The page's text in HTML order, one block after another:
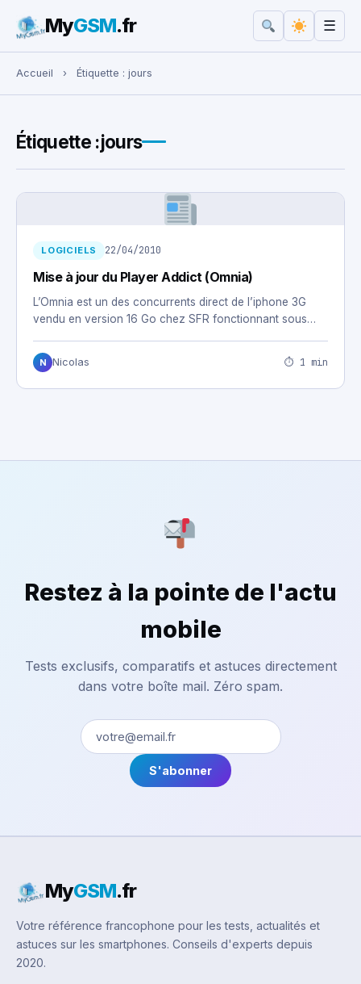
Rechercher :
MyGSM.fr ☰
Accueil › Étiquette : jours
Étiquette :jours
LOGICIELS 22/04/2010
Mise à jour du Player Addict (Omnia)
L’Omnia est un des concurrents direct de l’iphone 3G
vendu en version 16 Go chez SFR fonctionnant sous…
N Nicolas ⏱ 1 min
Restez à la pointe de l'actu
mobile
Tests exclusifs, comparatifs et astuces directement
dans votre boîte mail. Zéro spam.
S'abonner
MyGSM.fr
Votre référence francophone pour les tests, actualités et
astuces sur les smartphones. Conseils d'experts depuis
2020.